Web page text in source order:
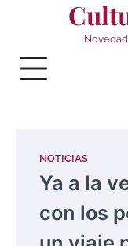
NOTICIAS
Ya a la
con los